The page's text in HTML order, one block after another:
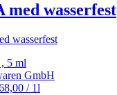
wasserfest
5 ml
GmbH
/ 1l